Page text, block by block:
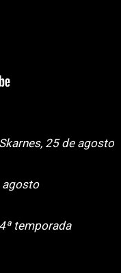
25 de agosto
agosto
temporada